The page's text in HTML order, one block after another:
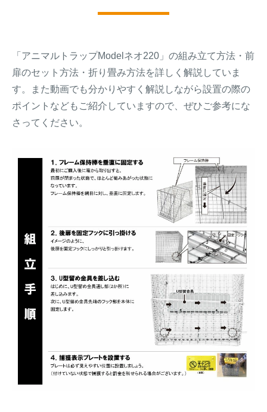
「アニマルトラップModelネオ220」の組み立て方法・前
扉のセット方法・折り畳み方法を詳しく解説していま
す。また動画でも分かりやすく解説しながら設置の際の
ポイントなどもご紹介していますので、ぜひご参考にな
さってください。